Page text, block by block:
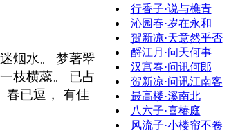
烟水。 梦著翠
枝横蕊。 已占
春已逗， 有佳
行香子·说与樵青
沁园春·岁在永和
贺新凉·天意然乎否
酹江月·问天何事
汉宫春·问讯何郎
贺新凉·问讯江南客
最高楼·溪南北
八六子·喜椿庭
风流子·小楼帘不卷